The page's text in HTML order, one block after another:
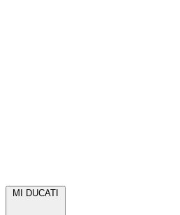
MI DUCATI